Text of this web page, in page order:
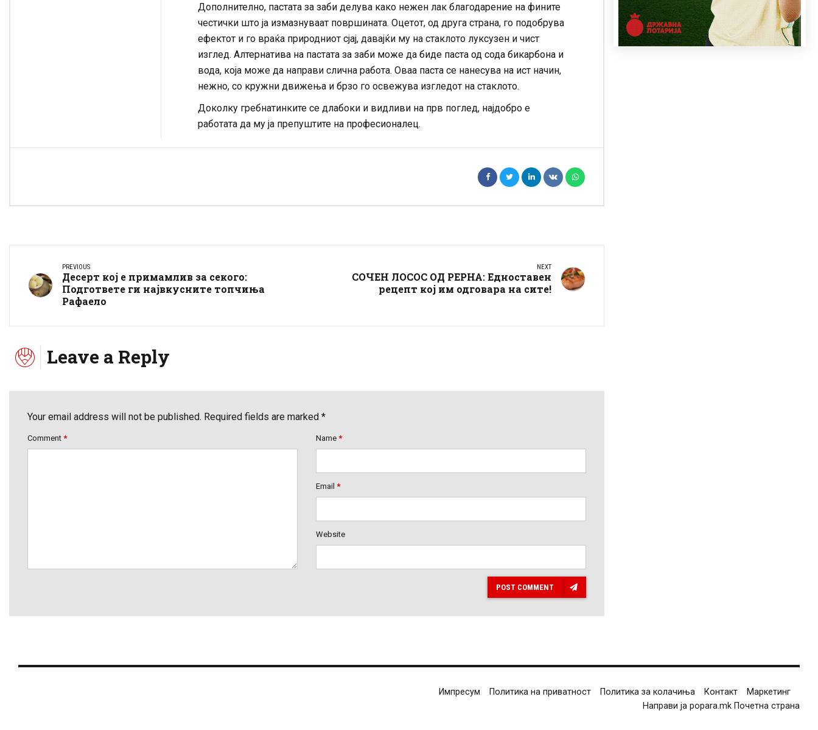
Дополнително, пастата за заби делува како нежен лак благодарение на фините
честички што ја измазнуваат површината. Оцетот, од друга страна, го подобрува
ефектот и го враќа природниот сјај, давајќи му на стаклото луксузен и чист
изглед. Алтернатива на пастата за заби може да биде паста од сода бикарбона и
вода, која може да направи слична работа. Оваа паста се нанесува на ист начин,
нежно, со кружни движења и брзо го освежува изгледот на стаклото.
Доколку гребнатинките се длабоки и видливи на прв поглед, најдобро е
работата да му ја препуштите на професионалец.
PREVIOUS
Десерт кој е примамлив за секого:
Подгответе ги највкусните топчиња
Рафаело
NEXT
СОЧЕН ЛОСОС ОД РЕРНА: Едноставен
рецепт кој им одговара на сите!
Leave a Reply
Your email address will not be published. Required fields are marked *
Comment * Name *
Email *
Website
POST COMMENT
Импресум Политика на приватност Политика за колачиња Контакт
Маркетинг
Направи ја popara.mk Почетна страна